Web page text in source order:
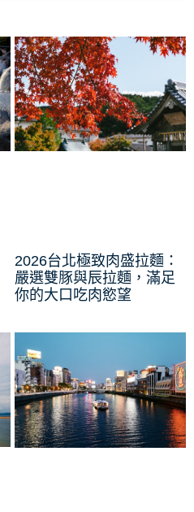
2026台北極致肉盛拉麵：
嚴選雙豚與辰拉麵，滿足
你的大口吃肉慾望